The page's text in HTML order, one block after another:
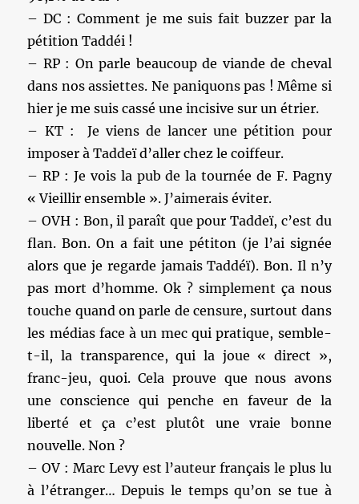
– DC : Comment je me suis fait buzzer par la
pétition Taddéi !
– RP : On parle beaucoup de viande de cheval
dans nos assiettes. Ne paniquons pas ! Même si
hier je me suis cassé une incisive sur un étrier.
– KT : Je viens de lancer une pétition pour
imposer à Taddeï d’aller chez le coiffeur.
– RP : Je vois la pub de la tournée de F. Pagny
« Vieillir ensemble ». J’aimerais éviter.
– OVH : Bon, il paraît que pour Taddeï, c’est du
flan. Bon. On a fait une pétiton (je l’ai signée
alors que je regarde jamais Taddéï). Bon. Il n’y
pas mort d’homme. Ok ? simplement ça nous
touche quand on parle de censure, surtout dans
les médias face à un mec qui pratique, semble-
t-il, la transparence, qui la joue « direct »,
franc-jeu, quoi. Cela prouve que nous avons
une conscience qui penche en faveur de la
liberté et ça c’est plutôt une vraie bonne
nouvelle. Non ?
– OV : Marc Levy est l’auteur français le plus lu
à l’étranger… Depuis le temps qu’on se tue à